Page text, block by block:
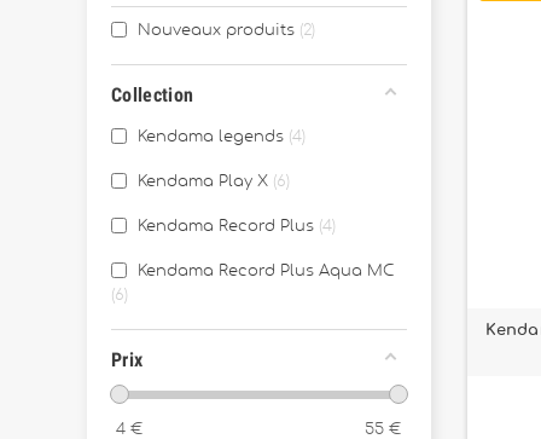
Nouveaux produits 2
Collection
Kendama legends 4
Kendama Play X 6
Kendama Record Plus 4
Kendama Record Plus Aqua MC
6
Prix
4 € 55 €